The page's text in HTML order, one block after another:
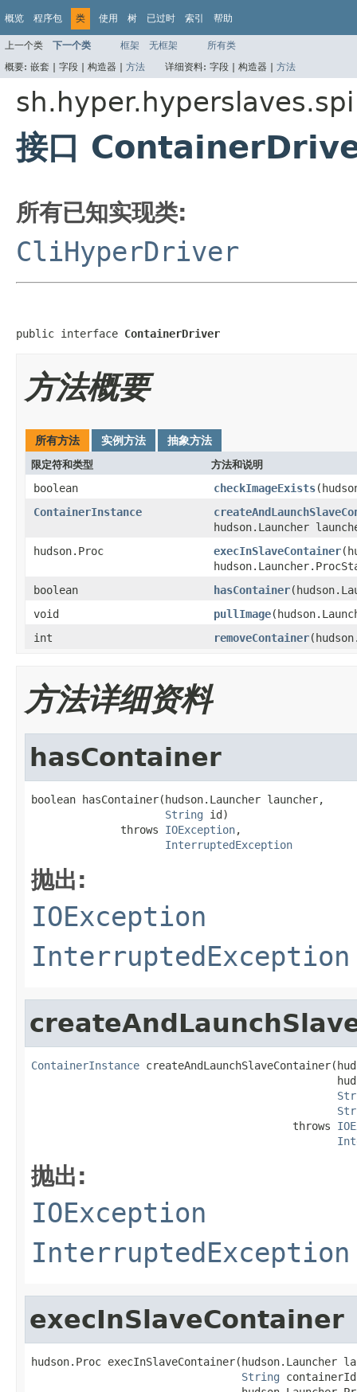
概览 程序包 类 使用 树 已过时 索引 帮助
上一个类 下一个类 框架 无框架
所有类
概要: 嵌套 | 字段 | 构造器 | 方法 详细资料: 字段 | 构造器 | 方法
sh.hyper.hyperslaves.spi
接口
所有已知实现类:
CliHyperDriver
public interface ContainerDriver
方法概要
所有方法 实例方法 抽象方法
限定符和类型 方法和说明
boolean checkImageExists
ContainerInstance
hudson.Launcher
hudson.Proc
execInSlaveContainer
boolean
hasContainer
void
pullImage
int
removeContainer
方法详细资料
hasContainer
boolean hasContainer(hudson.Launcher launcher,
String id)
              throws
IOException,
InterruptedException
抛出:
IOException
InterruptedException
ContainerInstance
                                         throws
抛出:
IOException
InterruptedException
execInSlaveContainer
hudson.Proc execInSlaveContainer(hudson.Launcher
String